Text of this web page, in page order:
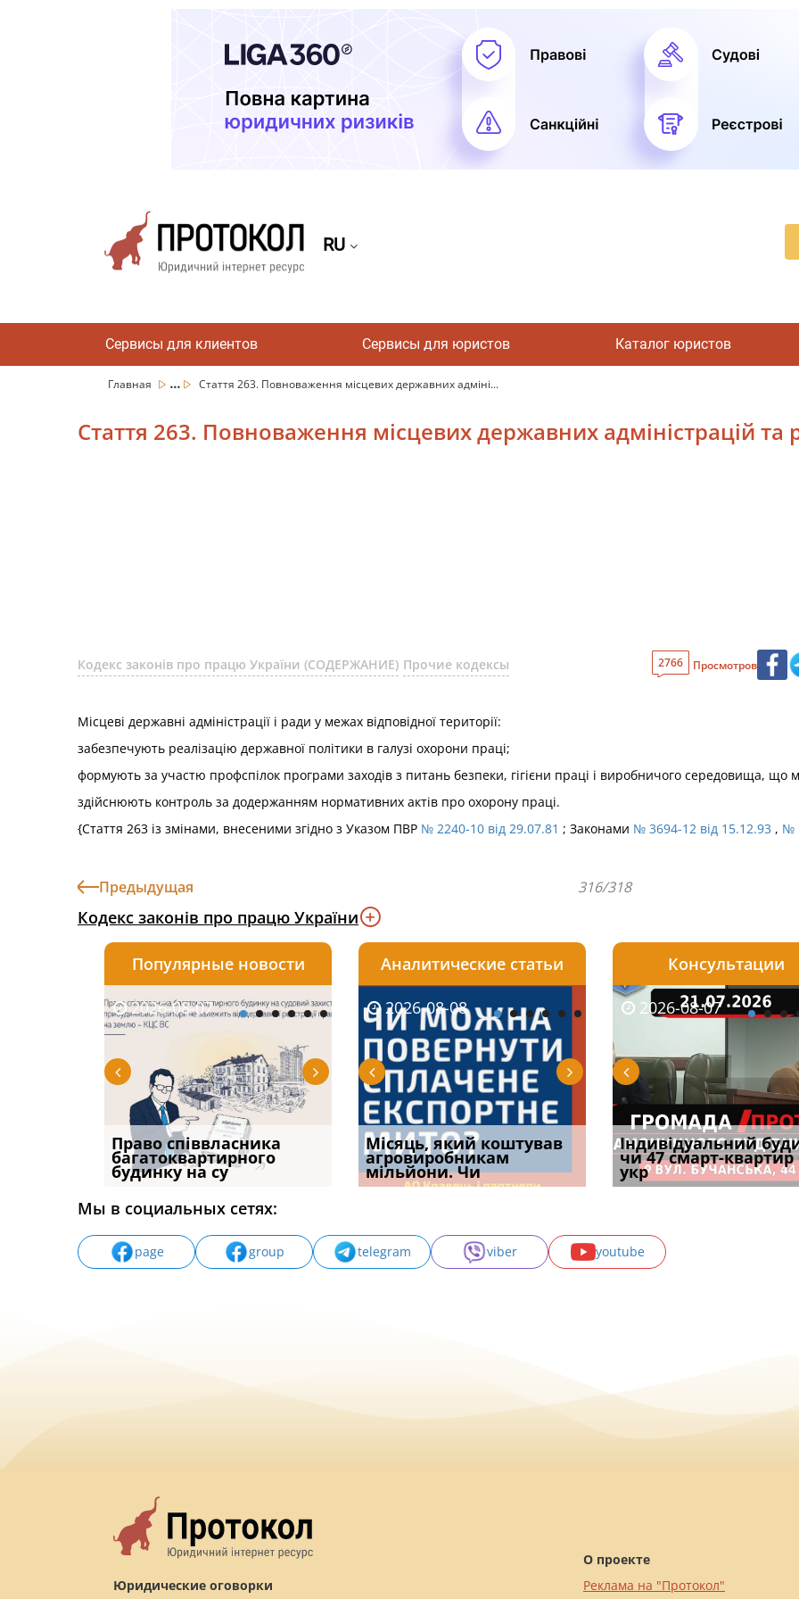
RU
Сервисы для клиентов Сервисы для юристов Каталог юристов
Главная ... Стаття 263. Повноваження місцевих державних адміні...
Стаття 263. Повноваження місцевих державних адміністрацій та
Кодекс законів про працю України (СОДЕРЖАНИЕ) Прочие кодексы 2766 Просмотров
Місцеві державні адміністрації і ради у межах відповідної території:
забезпечують реалізацію державної політики в галузі охорони праці;
формують за участю профспілок програми заходів з питань безпеки, гігієни праці і виробничого середовища, що
здійснюють контроль за додержанням нормативних актів про охорону праці.
{Стаття 263 із змінами, внесеними згідно з Указом ПВР № 2240-10 від 29.07.81 ; Законами № 3694-12 від 15.12.93 , №
Предыдущая 316/318
Кодекс законів про працю України
Популярные новости
2026-08-07
Право співвласника
багатоквартирного
будинку на су
2026-08-06
Якщо суд встановив для
відшкодування шкоди
наявніс
2026-08-06
Документи, на яких не
проставляється
апостиль: пер
Аналитические статьи
2026-08-03
ФУНДАМЕНТАЛЬНА
ПРОБЛЕМА «СУДОВОЇ
ПРАКТИКИ», АБО ПР
2026-08-08
Місяць, який коштував
агровиробникам
мільйони. Чи
2026-08-07
Огляд практики ВС від
Ростислава Кравця, що
опублі
Консультации
2026-05-25
Штраф ТЦК при зміні
місця проживання:
розбір судов
2026-08-07
Індивідуальний
чи 47 смарт-квартир
укр
2026-07-30
Восьмий ААС
підтвердив, що
може скас
Мы в социальных сетях:
page group telegram viber youtube
Юридические оговорки
О проекте
Реклама на "Протокол"